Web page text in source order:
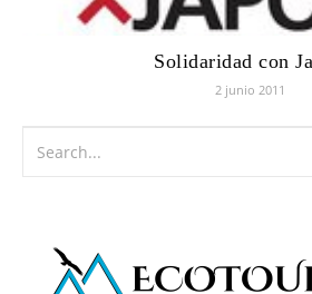
Solidaridad con
2 junio 2011